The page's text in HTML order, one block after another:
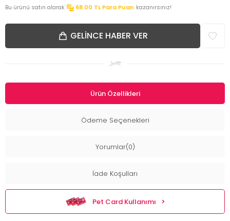
Bu ürünü satın alarak 68.00 TL Para Puan kazanırsınız!
GELINCE HABER VER
Ürün Özellikleri
Ödeme Seçenekleri
Yorumlar(0)
İade Koşulları
Pet Card Kullanımı